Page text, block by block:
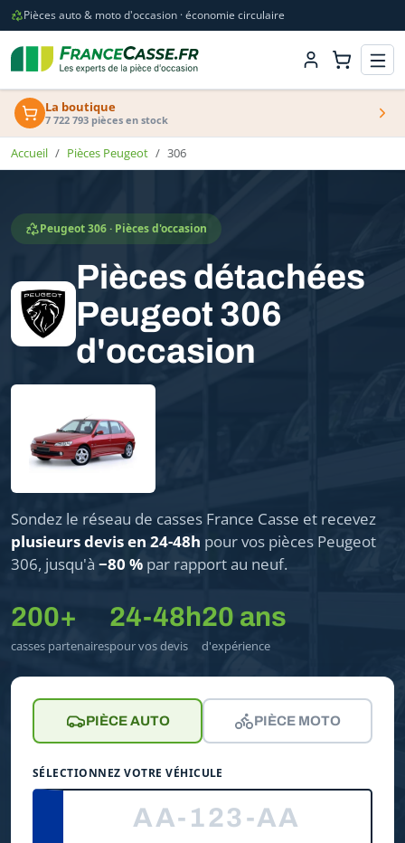
Pièces auto & moto d'occasion · économie circulaire
La boutique
7 722 793 pièces en stock
Accueil Pièces Peugeot 306
Peugeot 306 · Pièces d'occasion
Pièces détachées
Peugeot 306
d'occasion
Sondez le réseau de casses France Casse et recevez
plusieurs devis en 24-48h pour vos pièces Peugeot
306, jusqu'à −80 % par rapport au neuf.
200+
casses partenaires
24-48h
pour vos devis
20 ans
d'expérience
PIÈCE AUTO PIÈCE MOTO
SÉLECTIONNEZ VOTRE VÉHICULE